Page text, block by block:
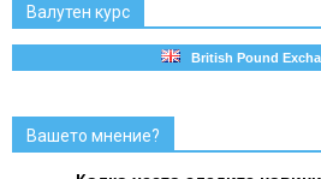
Валутен курс
British Pound
Вашето мнение?